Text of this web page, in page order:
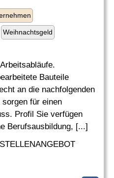
Weihnachtsgeld
Bauteile
an die nachfolgenden
für einen
Profil Sie verfügen
Berufsausbildung, [...]